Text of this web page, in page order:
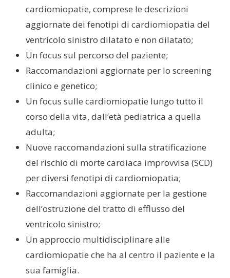
cardiomiopatie, comprese le descrizioni
aggiornate dei fenotipi di cardiomiopatia del
ventricolo sinistro dilatato e non dilatato;
Un focus sul percorso del paziente;
Raccomandazioni aggiornate per lo screening
clinico e genetico;
Un focus sulle cardiomiopatie lungo tutto il
corso della vita, dall’età pediatrica a quella
adulta;
Nuove raccomandazioni sulla stratificazione
del rischio di morte cardiaca improvvisa (SCD)
per diversi fenotipi di cardiomiopatia;
Raccomandazioni aggiornate per la gestione
dell’ostruzione del tratto di efflusso del
ventricolo sinistro;
Un approccio multidisciplinare alle
cardiomiopatie che ha al centro il paziente e la
sua famiglia.